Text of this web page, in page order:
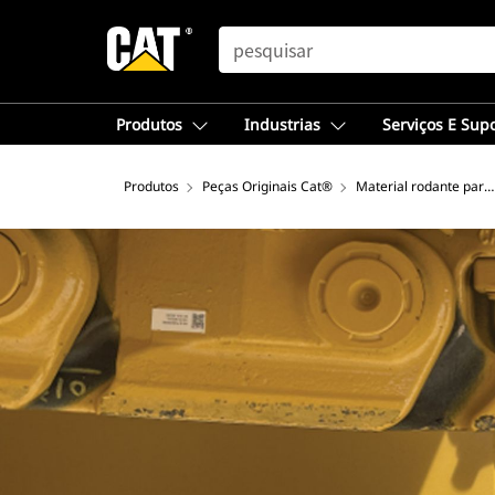
SEARCH
Produtos Industrias Serviços E
Produtos Peças Originais Cat® Material rodante para